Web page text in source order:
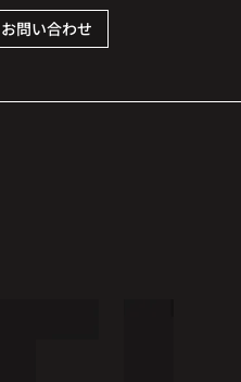
お問い合わせ